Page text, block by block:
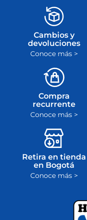
Cambios y
devoluciones
Conoce más >
Compra
recurrente
Conoce más >
Retira en tienda
en Bogotá
Conoce más >